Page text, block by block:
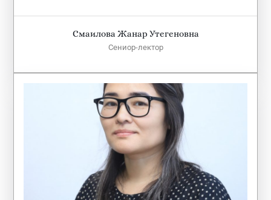
Смаилова Жанар Утегеновна
Сениор-лектор